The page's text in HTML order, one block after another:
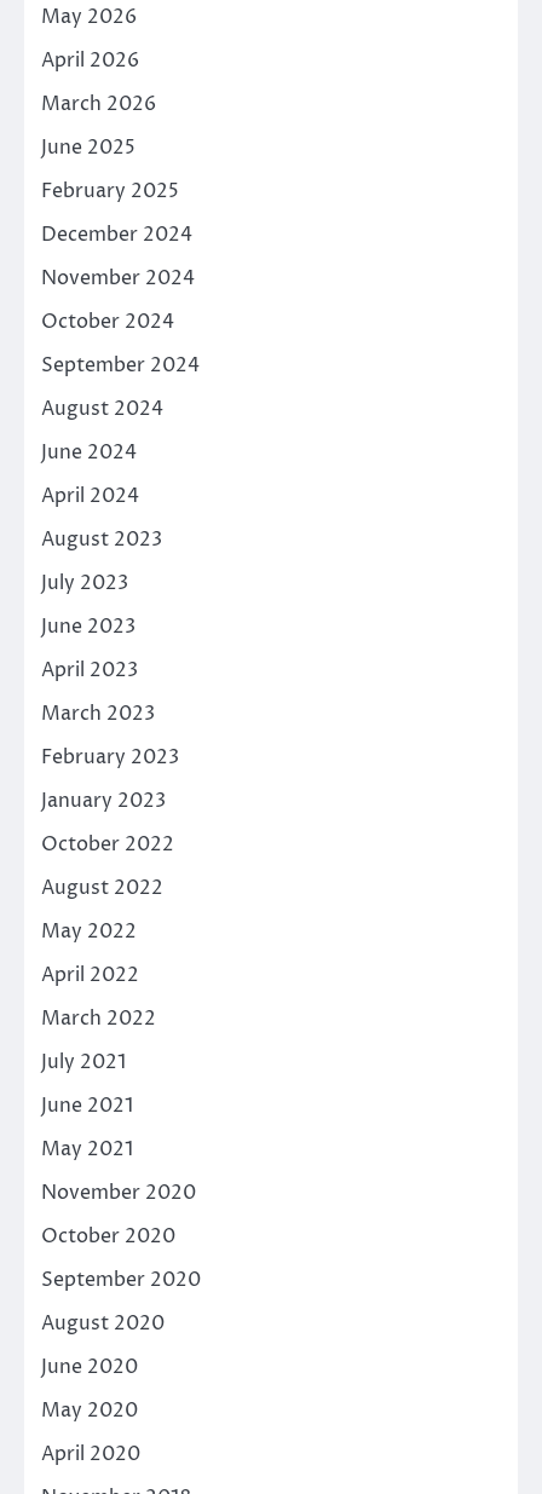
May 2026
April 2026
March 2026
June 2025
February 2025
December 2024
November 2024
October 2024
September 2024
August 2024
June 2024
April 2024
August 2023
July 2023
June 2023
April 2023
March 2023
February 2023
January 2023
October 2022
August 2022
May 2022
April 2022
March 2022
July 2021
June 2021
May 2021
November 2020
October 2020
September 2020
August 2020
June 2020
May 2020
April 2020